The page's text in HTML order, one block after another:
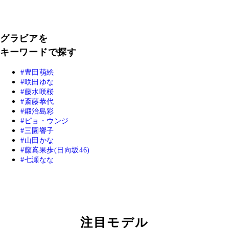
グラビアを
キーワードで探す
豊田萌絵
咲田ゆな
藤水咲桜
斎藤恭代
鍛治島彩
ピョ・ウンジ
三園響子
山田かな
藤嶌果歩(日向坂46)
七瀬なな
注目モデル